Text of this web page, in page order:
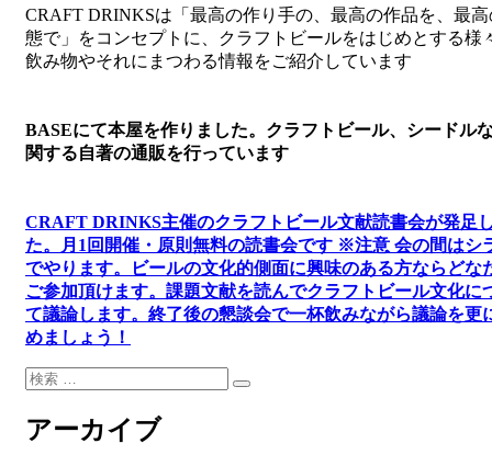
ゲ
ー
ョ
ン
CRAFT DRINKSは「最高の作り手の、最高の作品を、最
態で」をコンセプトに、クラフトビールをはじめとする様
飲み物やそれにまつわる情報をご紹介しています
BASEにて本屋を作りました。クラフトビール、シードル
関する自著の通販を行っています
CRAFT DRINKS主催のクラフトビール文献読書会が発足
た。
月1回開催・原則無料の読書会です ※注意 会の間はシ
でやります。
ビールの文化的側面に興味のある方ならどな
ご参加頂けます。 課題文献を読んでクラフトビール文化に
て議論します。 終了後の懇談会で一杯飲みながら議論を更
めましょう！
検
検
アーカイブ